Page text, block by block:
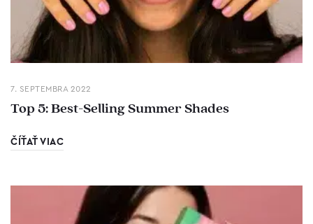
7. SEPTEMBRA 2022
Top 5: Best-Selling Summer Shades
ČÍŤAŤ VIAC